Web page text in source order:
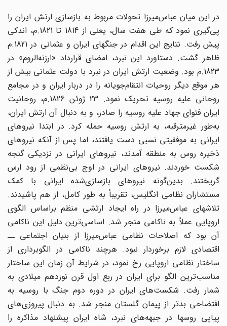
در این میان عباس‌میرزا تحولات مربوط به بازسازی ارتش ایران را
پی‌گیری نمود که طی هفت سال، یعنی از 1814 تا 1821.م، اندکی
پیش رفت. نتایج این اقدام در جنگهای ایران و عثمانی در 1821.م
ظاهر گشت. دستاورد این نبرد، امضای قرارداد «ارزنه‌‌الروم» در
1823.م بود. وضعیت ارتش ایران در نبرد با دولت عثمانی بیش از
هر موقع دیگر روحیات انتقام‌جویانه را در دربار ایران و در مجامع
روحانی علیه روسیه تحریک نمود. 23 ژوئن 1826.م، روحانیت
ایران فتوای جهاد علیه روسیه را صادر، و به دنبال آن ارتش ایران،
به‌طور غیرمترقبه، به ارتش روسیه حمله کرد. در ابتدا نیروهای
ایرانی به موفقیتی نسبی دست یافتند، اما پس از آنکه نیروهای
ذخیره روس به منطقه آمدند، نیروهای ایرانی در نزدیکی گنجه
شکست خوردند. نیروهای ایرانی در اوج بی‌نظمی از رود ارس
گریختند. بدین‌گونه نیروهای بازسازی‌شده ایرانی با کمک
مستشاران نظامی انگلیس، تقریباً به طور کامل، از هم پاشیدند.
تلاشهای عباس‌میرزا در راه ایجاد ارتشی منظم براساس الگوی
اروپایی عملاً به ناکامی منجر شد. اساسی‌ترین دلیل این ناکامی
آن بود که اصلاحات نظامی عباس‌میرزا از بنیان اجتماعی ــ
اقتصادی لازم برخوردار نبود. هرچند ناکامی در الگوبرداری از
ساختار نظامی اروپایی رخ نمود، در شرایط آن زمان این ساختار
مناسب‌ترین الگو برای ایران در ربع اول قرن نوزدهم میلادی به
شمار رفت. شکست‌های ایران در دوره دوم جنگ با روسیه به
افتضاحی بدتر از پیمان گلستان منجر شد. به دنبال پیروزی‌های
پیاپی روسها در جبهه‌‌های نبرد، شاه ایران پیشنهاد مذاکره را